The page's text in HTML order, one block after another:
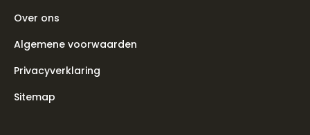
Over ons
Algemene voorwaarden
Privacyverklaring
Sitemap